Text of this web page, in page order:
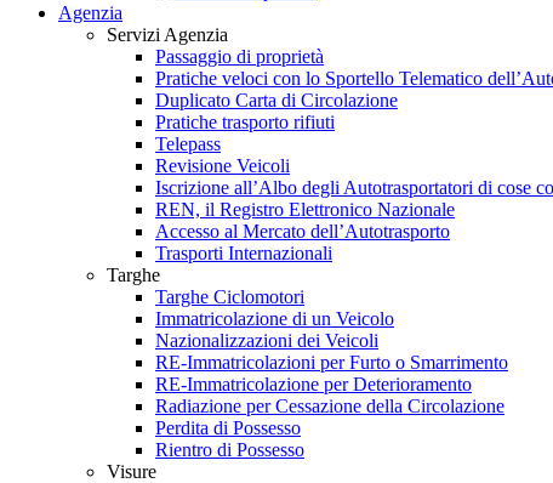
Agenzia
Servizi Agenzia
Passaggio di proprietà
Pratiche veloci con lo Sportello Telematico
Duplicato Carta di Circolazione
Pratiche trasporto rifiuti
Telepass
Revisione Veicoli
Iscrizione all’Albo degli Autotrasportatori di cose
REN, il Registro Elettronico Nazionale
Accesso al Mercato dell’Autotrasporto
Trasporti Internazionali
Targhe
Targhe Ciclomotori
Immatricolazione di un Veicolo
Nazionalizzazioni dei Veicoli
RE-Immatricolazioni per Furto o Smarrimento
RE-Immatricolazione per Deterioramento
Radiazione per Cessazione della Circolazione
Perdita di Possesso
Rientro di Possesso
Visure